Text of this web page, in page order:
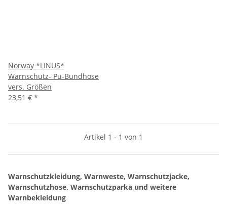
Norway *LINUS*
Warnschutz- Pu-Bundhose
vers. Größen
23,51 € *
Artikel 1 - 1 von 1
Warnschutzkleidung, Warnweste, Warnschutzjacke,
Warnschutzhose, Warnschutzparka und weitere
Warnbekleidung